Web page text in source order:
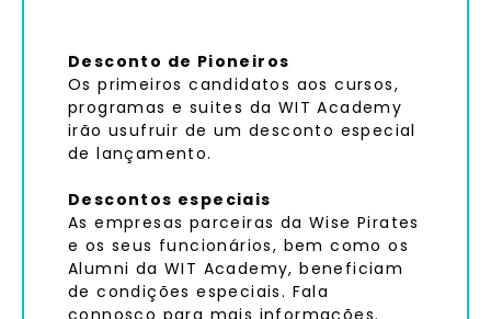
Desconto de Pioneiros
Os primeiros candidatos aos cursos,
programas e suites da WIT Academy
irão usufruir de um desconto especial
de lançamento.
Descontos especiais
As empresas parceiras da Wise Pirates
e os seus funcionários, bem como os
Alumni da WIT Academy, beneficiam
de condições especiais. Fala